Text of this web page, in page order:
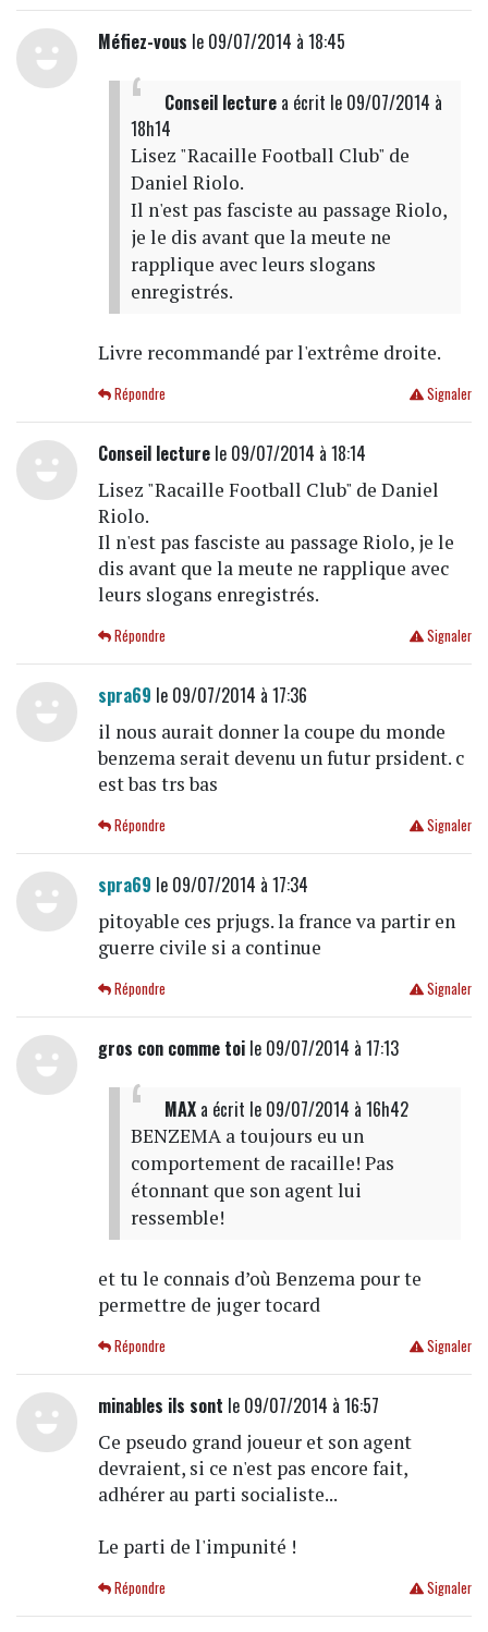
Méfiez-vous le 09/07/2014 à 18:45
Conseil lecturea écrit le 09/07/2014 à
18h14
Lisez "Racaille Football Club" de
Daniel Riolo.
Il n'est pas fasciste au passage Riolo,
je le dis avant que la meute ne
rapplique avec leurs slogans
enregistrés.
Livre recommandé par l'extrême droite.
Signaler
Répondre
Conseil lecturele 09/07/2014 à 18:14
Lisez "Racaille Football Club" de Daniel
Riolo.
Il n'est pas fasciste au passage Riolo, je le
dis avant que la meute ne rapplique avec
leurs slogans enregistrés.
Signaler
Répondre
spra69 le 09/07/2014 à 17:36
il nous aurait donner la coupe du monde
benzema serait devenu un futur prsident. c
est bas trs bas
Signaler
Répondre
spra69 le 09/07/2014 à 17:34
pitoyable ces prjugs. la france va partir en
guerre civile si a continue
Signaler
Répondre
gros con comme toile 09/07/2014 à 17:13
MAXa écrit le 09/07/2014 à 16h42
BENZEMA a toujours eu un
comportement de racaille! Pas
étonnant que son agent lui
ressemble!
et tu le connais d’où Benzema pour te
permettre de juger tocard
Signaler
Répondre
minables ils sont le 09/07/2014 à 16:57
Ce pseudo grand joueur et son agent
devraient, si ce n'est pas encore fait,
adhérer au parti socialiste...
Le parti de l'impunité !
Signaler
Répondre